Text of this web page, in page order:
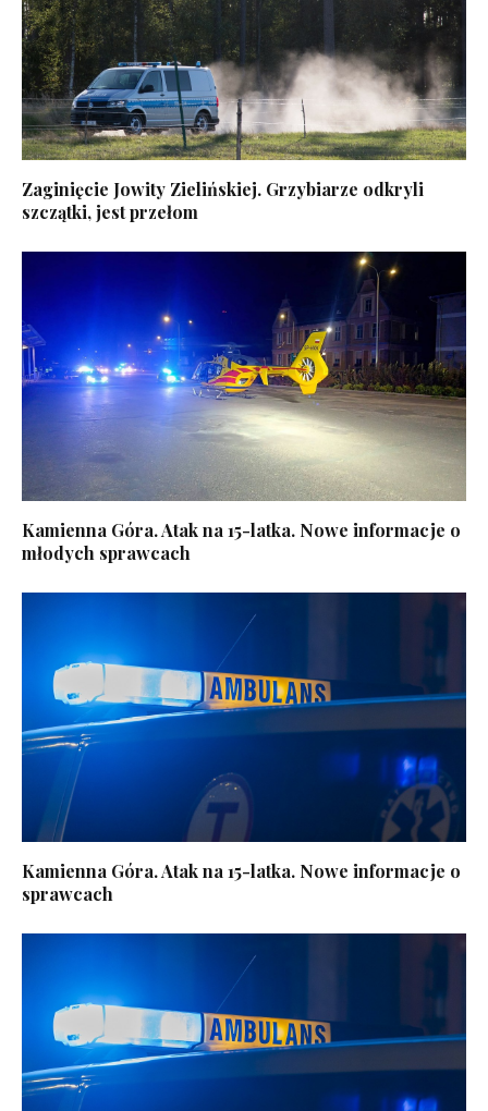
Zaginięcie Jowity Zielińskiej. Grzybiarze odkryli
szczątki, jest przełom
Kamienna Góra. Atak na 15-latka. Nowe informacje o
młodych sprawcach
Kamienna Góra. Atak na 15-latka. Nowe informacje o
sprawcach